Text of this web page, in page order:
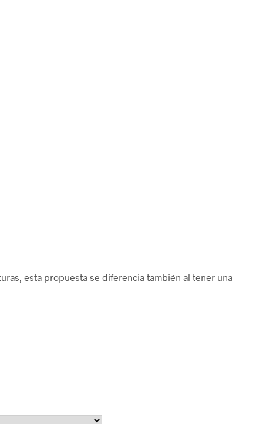
esta propuesta se diferencia también al tener una